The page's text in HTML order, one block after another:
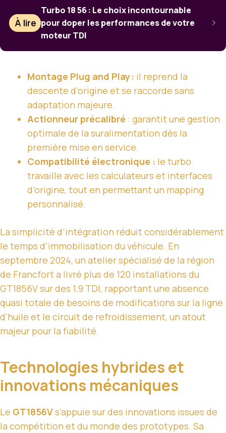
À lire
Turbo 18 56 : Le choix incontournable
pour doper les performances de votre
moteur TDI
Montage Plug and Play : il reprend la
descente d’origine et se raccorde sans
adaptation majeure.
Actionneur précalibré : garantit une gestion
optimale de la suralimentation dès la
première mise en service.
Compatibilité électronique : le turbo
travaille avec les calculateurs et interfaces
d’origine, tout en permettant un mapping
personnalisé.
La simplicité d’intégration réduit considérablement
le temps d’immobilisation du véhicule. En
septembre 2024, un atelier spécialisé de la région
de Francfort a livré plus de 120 installations du
GT1856V sur des 1.9 TDI, rapportant une absence
quasi totale de besoins de modifications sur la ligne
d’huile et le circuit de refroidissement, un atout
majeur pour la fiabilité.
Technologies hybrides et
innovations mécaniques
Le GT1856Vs’appuie sur des innovations issues de
la compétition et du monde des prototypes. Sa